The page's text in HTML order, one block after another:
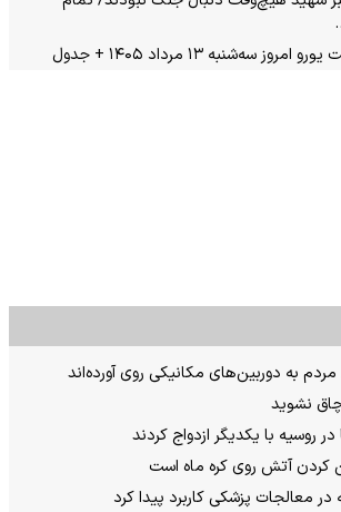
سه‌شنبه ۱۳ مرداد ۱۴۰۵ + جدول
به دوربین‌های مکانیکی روی آورده‌اند
نشوید
روسیه با یکدیگر ازدواج کردند
کردن آتش روی کره ماه است
معالجات پزشکی کاربرد پیدا کرد